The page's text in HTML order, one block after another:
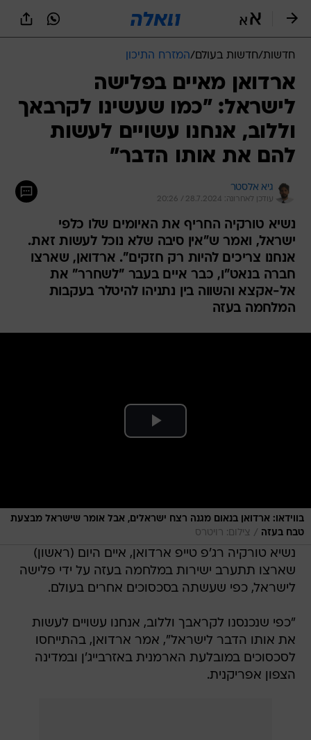
חדשות/חדשות בעולם /המזרח התיכון
ארדואן מאיים בפלישה
לישראל: "כמו שעשינו לקרבאך
וללוב, אנחנו עשויים לעשות
להם את אותו הדבר"
גיא אלסטר
עודכן לאחרונה: 28.7.2024 / 20:26
נשיא טורקיה החריף את האיומים שלו כלפי
ישראל, ואמר ש"אין סיבה שלא נוכל לעשות זאת.
אנחנו צריכים להיות רק חזקים". ארדואן, שארצו
חברה בנאט"ו, כבר איים בעבר "לשחרר" את
אל-אקצא והשווה בין נתניהו להיטלר בעקבות
המלחמה בעזה
בווידאו: ארדואן בנאום מגנה רצח ישראלים, אבל אומר שישראל מבצעת
טבח בעזה / צילום: רויטרס
נשיא טורקיה רג'פ טייפ ארדואן, איים היום (ראשון)
שארצו תתערב ישירות במלחמה בעזה על ידי פלישה
לישראל, כפי שעשתה בסכסוכים אחרים בעולם.
"כפי שנכנסנו לקראבך וללוב, אנחנו עשויים לעשות
את אותו הדבר לישראל", אמר ארדואן, בהתייחסו
לסכסוכים במובלעת הארמנית באזרבייג'ן ובמדינה
הצפון אפריקנית.